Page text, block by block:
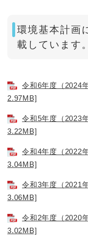
環境基本計画
載しています。
令和6年度（2024
2.97MB]
令和5年度（2023
3.22MB]
令和4年度（2022
3.04MB]
令和3年度（2021
3.06MB]
令和2年度（2020
3.02MB]